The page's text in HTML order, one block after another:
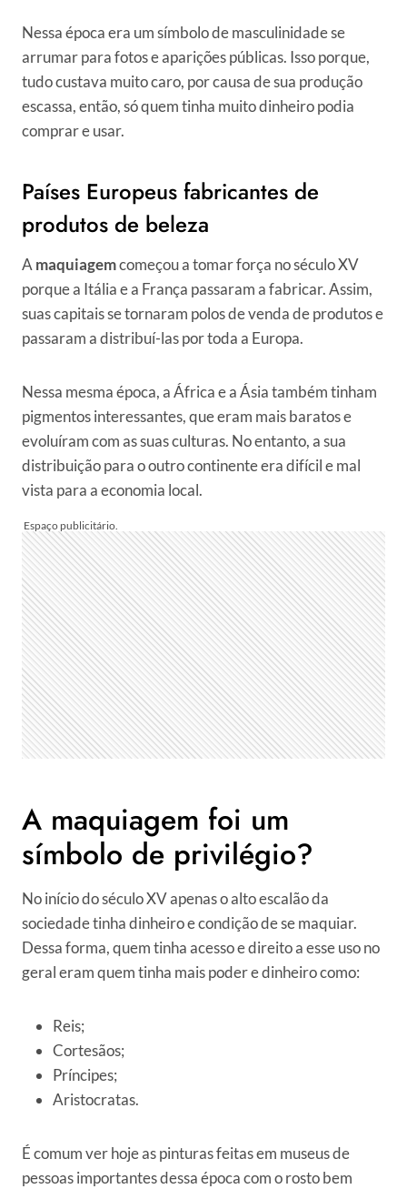
Nessa época era um símbolo de masculinidade se
arrumar para fotos e aparições públicas. Isso porque,
tudo custava muito caro, por causa de sua produção
escassa, então, só quem tinha muito dinheiro podia
comprar e usar.
Países Europeus fabricantes de
produtos de beleza
Amaquiagemcomeçou a tomar força no século XV
porque a Itália e a França passaram a fabricar. Assim,
suas capitais se tornaram polos de venda de produtos e
passaram a distribuí-las por toda a Europa.
Nessa mesma época, a África e a Ásia também tinham
pigmentos interessantes, que eram mais baratos e
evoluíram com as suas culturas. No entanto, a sua
distribuição para o outro continente era difícil e mal
vista para a economia local.
A maquiagem foi um
símbolo de privilégio?
No início do século XV apenas o alto escalão da
sociedade tinha dinheiro e condição de se maquiar.
Dessa forma, quem tinha acesso e direito a esse uso no
geral eram quem tinha mais poder e dinheiro como:
Reis;
Cortesãos;
Príncipes;
Aristocratas.
É comum ver hoje as pinturas feitas em museus de
pessoas importantes dessa época com o rosto bem